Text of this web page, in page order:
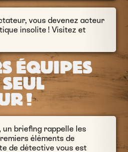
vous devenez acteur
insolite ! Visitez et
ÉQUIPES
!
un briefing rappelle les
éléments de
de détective vous est